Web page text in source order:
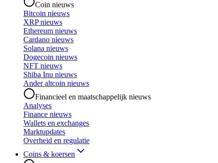
Coin nieuws
Bitcoin nieuws
XRP nieuws
Ethereum nieuws
Cardano nieuws
Solana nieuws
Dogecoin nieuws
NFT nieuws
Shiba Inu nieuws
Ander altcoin nieuws
Financieel en maatschappelijk nieuws
Analyses
Finance nieuws
Wallets en exchanges
Marktupdates
Overheid en regulatie
Coins & koersen